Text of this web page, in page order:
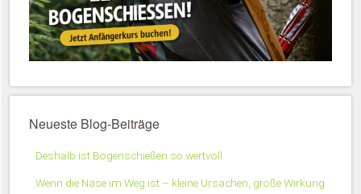
Neueste Blog-Beiträge
Deshalb ist Bogenschießen so wertvoll
Wenn die Nase im Weg ist – kleine Ursachen, große Wirkung